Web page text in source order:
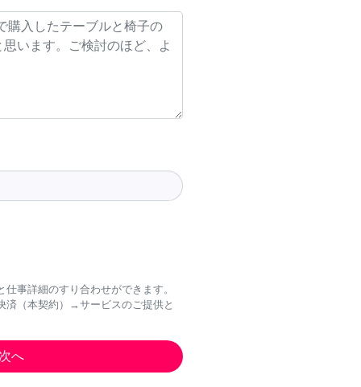
事詳細のすり合わせができます。
済（本契約）→サービスのご提供と